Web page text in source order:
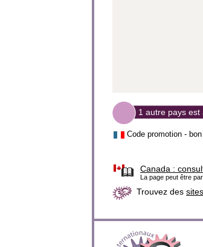
1 autre pays
réduction
Code promotion -
Canada :
La page peut être
Trouvez des